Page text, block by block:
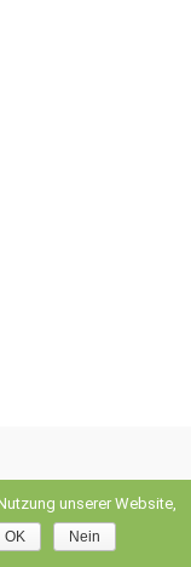
byWordPress
unserer Website,
OK Nein